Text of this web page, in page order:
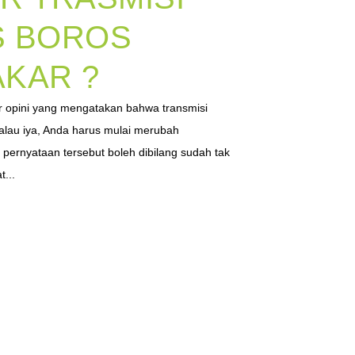
BOROS
?
opini yang mengatakan bahwa transmisi
iya, Anda harus mulai merubah
tersebut boleh dibilang sudah tak